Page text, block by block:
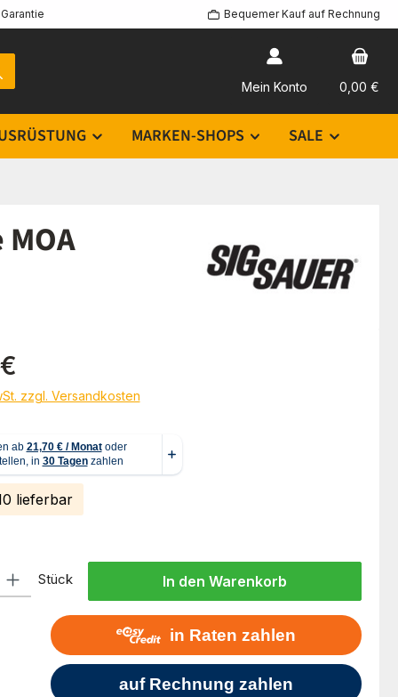
Bequemer Kauf auf Rechnung
Mein Konto 0,00 €
MARKEN-SHOPS SALE
zzgl. Versandkosten
lieferbar
Gib den gewünschten Wert ein oder benutze die Schaltflächen
Stück In den Warenkorb